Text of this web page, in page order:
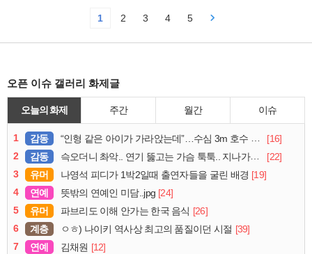
1 2 3 4 5
오픈 이슈 갤러리 화제글
오늘의 화제 주간 월간 이슈
1 감동 “인형 같은 아이가 가라앉는데”…수심 3m 호수 뛰어든 60대 의인
[16]
2
감동 슥오더니 촤악.. 연기 뚫고는 가슴 툭툭.. 지나가던 아재의 정체
[22]
3
유머 나영석 피디가 1박2일때 출연자들을 굴린 배경 [19]
4
연예 뜻밖의 연예인 미담..jpg [24]
5
유머 파브리도 이해 안가는 한국 음식 [26]
6
계층 ㅇㅎ) 나이키 역사상 최고의 품질이던 시절 [39]
7
연예 김채원 [12]